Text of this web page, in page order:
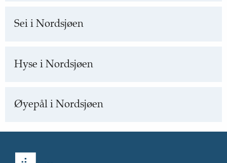
Sei i Nordsjøen
Hyse i Nordsjøen
Øyepål i Nordsjøen
Tilbake